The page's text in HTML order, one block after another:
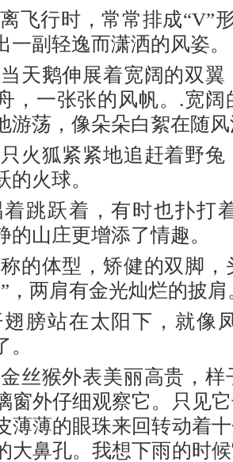
飞行时，常常排成“V”
一副轻逸而潇洒的风姿。
天鹅伸展着宽阔的双
，一张张的风帆。.宽
游荡，像朵朵白絮在随
火狐紧紧地追赶着野
的火球。
着跳跃着，有时也扑打
的山庄更增添了情趣。
的体型，矫健的双脚
，两肩有金光灿烂的披肩
翅膀站在太阳下，就像
丝猴外表美丽高贵，
窗外仔细观察它。只见
薄薄的眼珠来回转动着
大鼻孔。我想下雨的时